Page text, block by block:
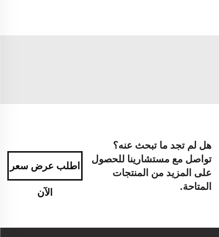
هل لم تجد ما تبحث عنه؟
تواصل مع مستشارينا للحصول
على المزيد من المنتجات
المتاحة.
اطلب عرض سعر
الآن